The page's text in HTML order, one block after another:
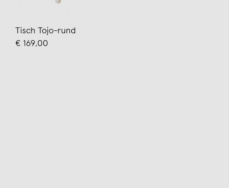
Tisch Tojo-rund
€ 169,00